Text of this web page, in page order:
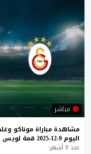
مباشر
مشاهدة مباراة موناكو
اليوم 9-12-2025 قمة لويس
منذ 8 أشهر